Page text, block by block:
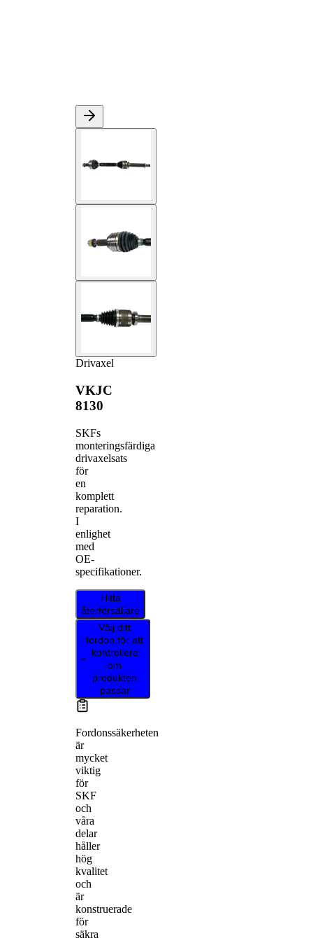
Drivaxel
VKJC
8130
SKFs
monteringsfärdiga
drivaxelsats
för
en
komplett
reparation.
I
enlighet
med
OE-
specifikationer.
Hitta
återförsäljare
Välj ditt
fordon för att
kontrollera
om
produkten
passar
Fordonssäkerheten
är
mycket
viktig
för
SKF
och
våra
delar
håller
hög
kvalitet
och
är
konstruerade
för
säkra